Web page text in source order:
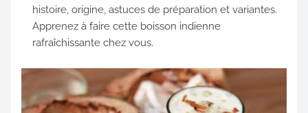
histoire, origine, astuces de préparation et variantes.
Apprenez à faire cette boisson indienne
rafraîchissante chez vous.